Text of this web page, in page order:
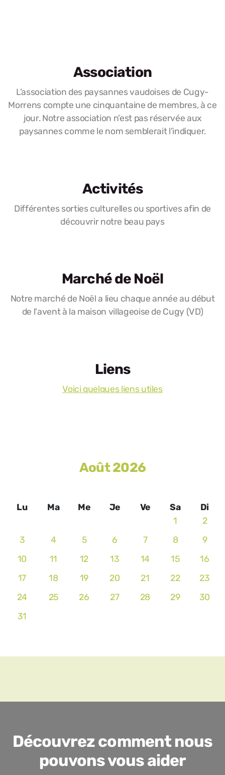
Association
L’association des paysannes vaudoises de Cugy-
Morrens compte une cinquantaine de membres, à ce
jour. Notre association n’est pas réservée aux
paysannes comme le nom semblerait l’indiquer.
Activités
Différentes sorties culturelles ou sportives afin de
découvrir notre beau pays
Marché de Noël
Notre marché de Noël a lieu chaque année au début
de l'avent à la maison villageoise de Cugy (VD)
Liens
Voici quelques liens utiles
Août 2026
Lu Ma Me Je Ve Sa
Di
1
2
3
4 5 6 7 8
9
10
11 12 13 14 15
16
17
18 19 20 21 22
23
24
25 26 27 28 29
30
31
Découvrez comment nous
pouvons vous aider